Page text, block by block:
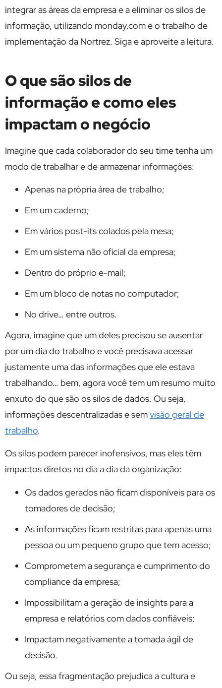
integrar as áreas da empresa e a eliminar os silos de
informação, utilizando monday.com e o trabalho de
implementação da Nortrez. Siga e aproveite a leitura.
O que são silos de
informação e como eles
impactam o negócio
Imagine que cada colaborador do seu time tenha um
modo de trabalhar e de armazenar informações:
Apenas na própria área de trabalho;
Em um caderno;
Em vários post-its colados pela mesa;
Em um sistema não oficial da empresa;
Dentro do próprio e-mail;
Em um bloco de notas no computador;
No drive… entre outros.
Agora, imagine que um deles precisou se ausentar
por um dia do trabalho e você precisava acessar
justamente uma das informações que ele estava
trabalhando… bem, agora você tem um resumo muito
enxuto do que são os silos de dados. Ou seja,
informações descentralizadas e semvisão geral de
trabalho.
Os silos podem parecer inofensivos, mas eles têm
impactos diretos no dia a dia da organização:
Os dados gerados não ficam disponíveis para os
tomadores de decisão;
As informações ficam restritas para apenas uma
pessoa ou um pequeno grupo que tem acesso;
Comprometem a segurança e cumprimento do
compliance da empresa;
Impossibilitam a geração de insights para a
empresa e relatórios com dados confiáveis;
Impactam negativamente a tomada ágil de
decisão.
Ou seja, essa fragmentação prejudica a cultura e